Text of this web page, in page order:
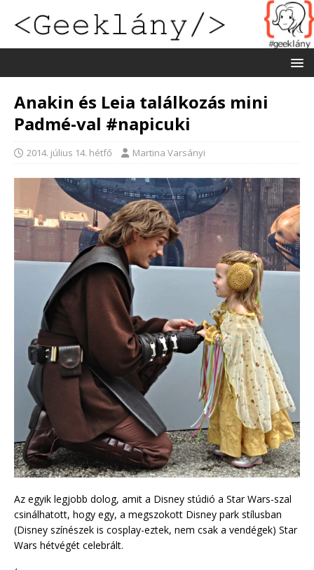
Anakin és Leia találkozás mini
Padmé-val #napicuki
2014. július 14. hétfő Martina Varsányi
Az egyik legjobb dolog, amit a Disney stúdió a Star Wars-szal
csinálhatott, hogy egy, a megszokott Disney park stílusban
(Disney színészek is cosplay-eztek, nem csak a vendégek) Star
Wars hétvégét celebrált.